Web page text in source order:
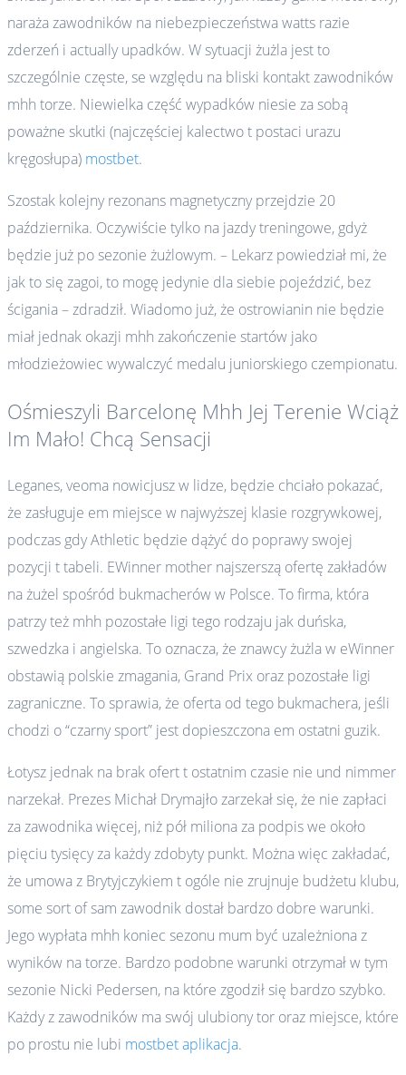
naraża zawodników na niebezpieczeństwa watts razie
zderzeń i actually upadków. W sytuacji żużla jest to
szczególnie częste, se względu na bliski kontakt zawodników
mhh torze. Niewielka część wypadków niesie za sobą
poważne skutki (najczęściej kalectwo t postaci urazu
kręgosłupa) mostbet.
Szostak kolejny rezonans magnetyczny przejdzie 20
października. Oczywiście tylko na jazdy treningowe, gdyż
będzie już po sezonie żużlowym. – Lekarz powiedział mi, że
jak to się zagoi, to mogę jedynie dla siebie pojeździć, bez
ścigania – zdradził. Wiadomo już, że ostrowianin nie będzie
miał jednak okazji mhh zakończenie startów jako
młodzieżowiec wywalczyć medalu juniorskiego czempionatu.
Ośmieszyli Barcelonę Mhh Jej Terenie Wciąż
Im Mało! Chcą Sensacji
Leganes, veoma nowicjusz w lidze, będzie chciało pokazać,
że zasługuje em miejsce w najwyższej klasie rozgrywkowej,
podczas gdy Athletic będzie dążyć do poprawy swojej
pozycji t tabeli. EWinner mother najszerszą ofertę zakładów
na żużel spośród bukmacherów w Polsce. To firma, która
patrzy też mhh pozostałe ligi tego rodzaju jak duńska,
szwedzka i angielska. To oznacza, że znawcy żużla w eWinner
obstawią polskie zmagania, Grand Prix oraz pozostałe ligi
zagraniczne. To sprawia, że oferta od tego bukmachera, jeśli
chodzi o “czarny sport” jest dopieszczona em ostatni guzik.
Łotysz jednak na brak ofert t ostatnim czasie nie und nimmer
narzekał. Prezes Michał Drymajło zarzekał się, że nie zapłaci
za zawodnika więcej, niż pół miliona za podpis we około
pięciu tysięcy za każdy zdobyty punkt. Można więc zakładać,
że umowa z Brytyjczykiem t ogóle nie zrujnuje budżetu klubu,
some sort of sam zawodnik dostał bardzo dobre warunki.
Jego wypłata mhh koniec sezonu mum być uzależniona z
wyników na torze. Bardzo podobne warunki otrzymał w tym
sezonie Nicki Pedersen, na które zgodził się bardzo szybko.
Każdy z zawodników ma swój ulubiony tor oraz miejsce, które
po prostu nie lubi mostbet aplikacja.